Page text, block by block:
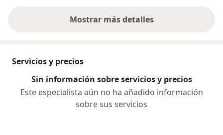
Mostrar más detalles
sobre la experiencia
Servicios y precios
Sin información sobre servicios y precios
Este especialista aún no ha añadido información
sobre sus servicios